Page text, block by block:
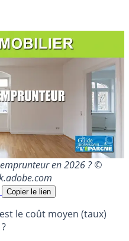
en 2026 ? ©
Copier le lien
le coût moyen (taux)